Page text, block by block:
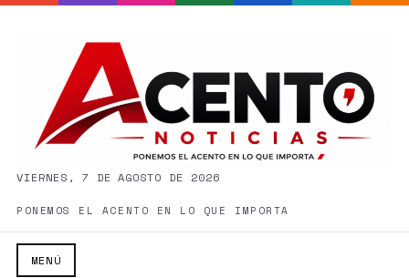
VIERNES, 7 DE AGOSTO DE 2026
PONEMOS EL ACENTO EN LO QUE IMPORTA
MENÚ